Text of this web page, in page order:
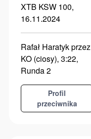
XTB KSW 100,
16.11.2024
Rafał Haratyk przez
KO (ciosy), 3:22,
Runda 2
Profil
przeciwnika